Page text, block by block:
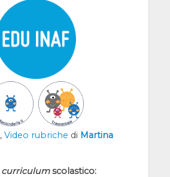
, Video rubriche di Martina
curriculumscolastico: